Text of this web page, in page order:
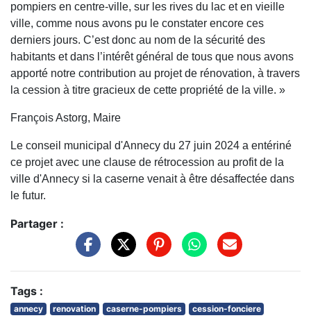
pompiers en centre-ville, sur les rives du lac et en vieille
ville, comme nous avons pu le constater encore ces
derniers jours. C’est donc au nom de la sécurité des
habitants et dans l’intérêt général de tous que nous avons
apporté notre contribution au projet de rénovation, à travers
la cession à titre gracieux de cette propriété de la ville. »
François Astorg, Maire
Le conseil municipal d'Annecy du 27 juin 2024 a entériné
ce projet avec une clause de rétrocession au profit de la
ville d'Annecy si la caserne venait à être désaffectée dans
le futur.
Partager :
Tags :
annecy renovation caserne-pompiers cession-fonciere